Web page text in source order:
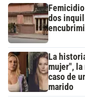
dos
La
mujer",
caso de
marido